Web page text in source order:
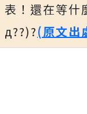
表！還在等什
д??)?(原文出